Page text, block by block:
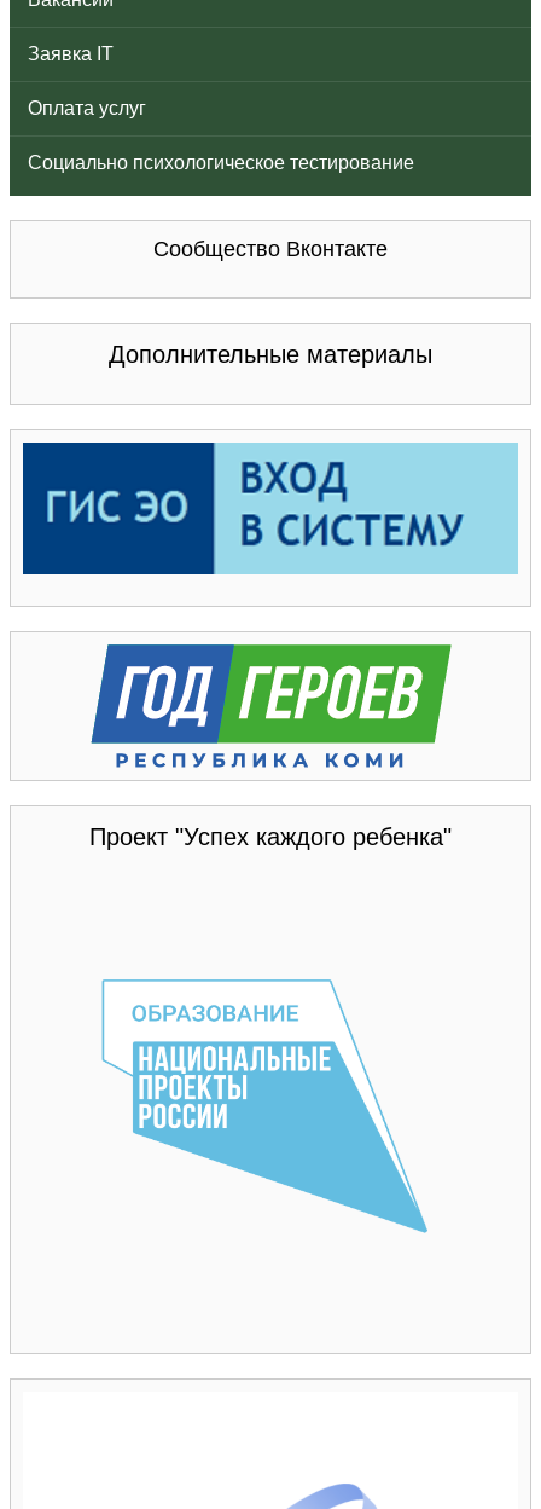
Заявка IT
Оплата услуг
Социально психологическое тестирование
Сообщество Вконтакте
Дополнительные материалы
Проект "Успех каждого ребенка"